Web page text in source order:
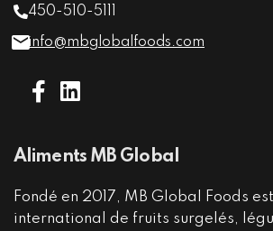
450-510-5111
info@mbglobalfoods.com
Aliments MB Global
Fondé en 2017, MB Global Foods
international de fruits surgelés,